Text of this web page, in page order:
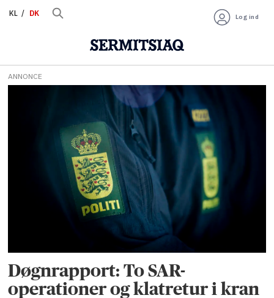
KL DK Log ind
Tag:
døgnrapport
ANNONCE
Døgnrapport: To SAR-
operationer og klatretur i kran